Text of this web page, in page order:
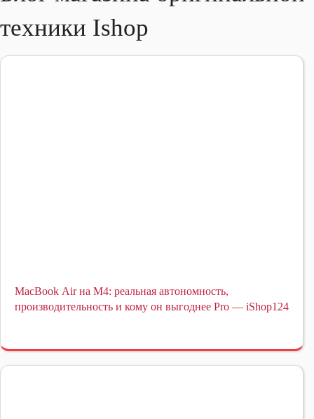
техники Ishop
MacBook Air на M4: реальная автономность,
производительность и кому он выгоднее Pro — iShop124